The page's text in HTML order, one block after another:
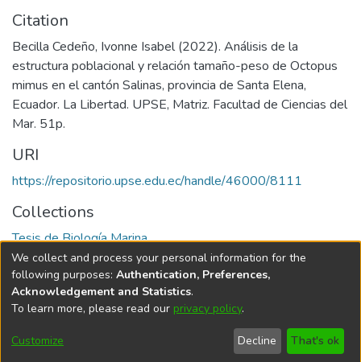
Citation
Becilla Cedeño, Ivonne Isabel (2022). Análisis de la
estructura poblacional y relación tamaño-peso de Octopus
mimus en el cantón Salinas, provincia de Santa Elena,
Ecuador. La Libertad. UPSE, Matriz. Facultad de Ciencias del
Mar. 51p.
URI
https://repositorio.upse.edu.ec/handle/46000/8111
Collections
Tesis de Biología Marina
Full item page
DSpace softwarecopyright © 2002-2026
Cookie
End User
Agreement
Send
Feedback
We collect and process your personal information for the
following purposes: Authentication, Preferences,
Acknowledgement and Statistics.
To learn more, please read our privacy policy.
Customize Decline That's ok